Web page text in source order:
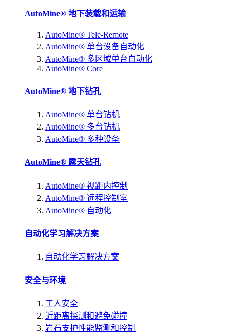
AutoMine® 地下装载和运输
AutoMine® Tele-Remote
AutoMine® 单台设备自动化
AutoMine® 多区域单台自动化
AutoMine® Core
AutoMine® 地下钻孔
AutoMine® 单台钻机
AutoMine® 多台钻机
AutoMine® 多种设备
AutoMine® 露天钻孔
AutoMine® 视距内控制
AutoMine® 远程控制室
AutoMine® 自动化
自动化学习解决方案
自动化学习解决方案
安全与环境
工人安全
近距离探测和避免碰撞
岩石支护性能监测和控制